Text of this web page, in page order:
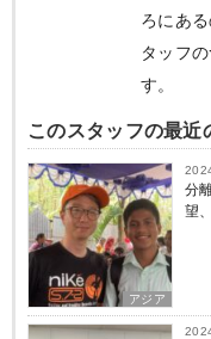
ろにあ
タッフ
す。
このスタッフの最近
アジア
分
望